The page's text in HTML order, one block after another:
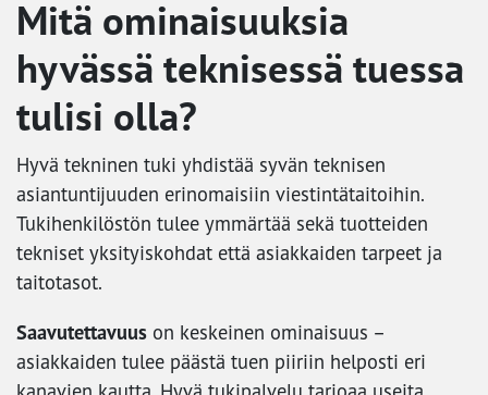
Mitä ominaisuuksia
hyvässä teknisessä tuessa
tulisi olla?
Hyvä tekninen tuki yhdistää syvän teknisen
asiantuntijuuden erinomaisiin viestintätaitoihin.
Tukihenkilöstön tulee ymmärtää sekä tuotteiden
tekniset yksityiskohdat että asiakkaiden tarpeet ja
taitotasot.
Saavutettavuus on keskeinen ominaisuus –
asiakkaiden tulee päästä tuen piiriin helposti eri